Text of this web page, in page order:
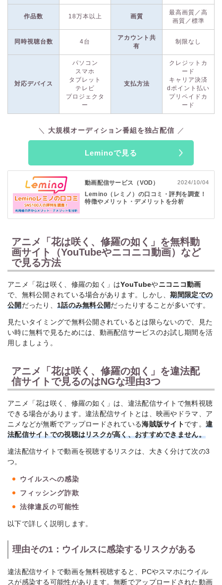
ビスです。
コンテンツを提供しています。特徴的なのは、会員登録不要で
無料視聴できる地上波の見逃し番組があることで、特にテレビ
東京系の番組・ドラマが充実しています。
「dTV」時代から好評だった 韓流・アジアコンテンツのライン
ナップを引き継いでおり、他のVODでは見られない独占作品
ています。
Leminoプレミアムは初月31日間を無料で利用可能！継続の縛
「Lemino」を始めてみてください。
作品数 18万本以上 画質
最高画質／高
画質／標準
同時視聴台数 4台
アカウント共
有
制限なし
対応デバイス
パソコン
スマホ
タブレット
テレビ
プロジェクタ
ー
支払方法
クレジットカ
ード
キャリア決済
dポイント払い
プリペイドカ
ード
大規模オーディション番組を独占配信
Leminoで見る
動画配信サービス（VOD） 2024/10/04
Lemino（レミノ）の口コミ・評判を調査！
特徴やメリット・デメリットを分析
アニメ「花は咲く、修羅の如く」を無料動
画サイト（YouTubeやニコニコ動画）など
で見る方法
アニメ「花は咲く、修羅の如く」はYouTubeやニコニコ動画
で、無料公開されている場合があります。しかし、期間限定での
公開だったり、 1話のみ無料公開だったりすることが多いです。
見たいタイミングで無料公開されているとは限らないので、見た
い時に無料で見るためには、動画配信サービスのお試し期間を活
用しましょう。
アニメ「花は咲く、修羅の如く」を違法配
信サイトで見るのはNGな理由3つ
アニメ「花は咲く、修羅の如く」は、違法配信サイトで無料視聴
できる場合があります。違法配信サイトとは、映画やドラマ、ア
ニメなどが無断でアップロードされている海賊版サイト です。 違
法配信サイトでの視聴はリスクが高く、おすすめできません。
違法配信サイトで動画を視聴するリスクは、大きく分けて次の3
つ。
ウイルスへの感染
フィッシング詐欺
法律違反の可能性
以下で詳しく説明します。
理由その1：ウイルスに感染するリスクがある
違法配信サイトで動画を無料視聴すると、PCやスマホにウイル
スが感染する可能性があります。無断でアップロードされた動画